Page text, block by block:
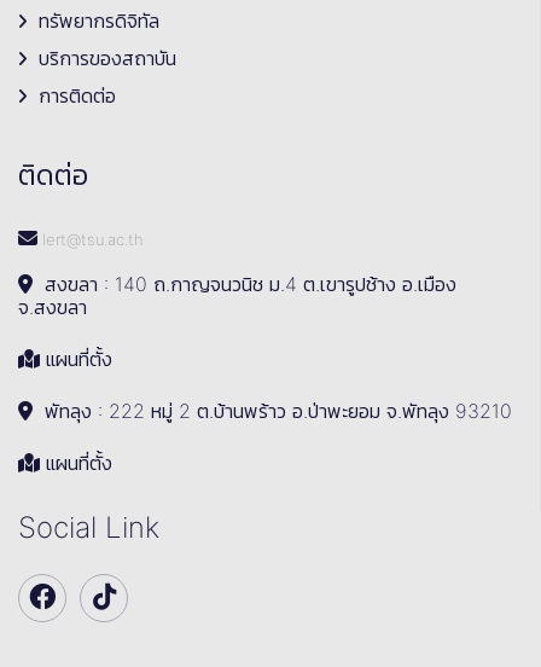
ทรัพยากรดิจิทัล
บริการของสถาบัน
การติดต่อ
ติดต่อ
lert@tsu.ac.th
สงขลา : 140 ถ.กาญจนวนิช ม.4 ต.เขารูปช้าง อ.เมือง
จ.สงขลา
แผนที่ตั้ง
พัทลุง : 222 หมู่ 2 ต.บ้านพร้าว อ.ป่าพะยอม จ.พัทลุง 93210
แผนที่ตั้ง
Social Link